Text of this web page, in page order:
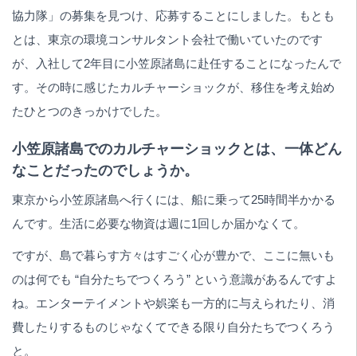
協力隊」の募集を見つけ、応募することにしました。もとも
とは、東京の環境コンサルタント会社で働いていたのです
が、入社して2年目に小笠原諸島に赴任することになったんで
す。その時に感じたカルチャーショックが、移住を考え始め
たひとつのきっかけでした。
小笠原諸島でのカルチャーショックとは、一体どん
なことだったのでしょうか。
東京から小笠原諸島へ行くには、船に乗って25時間半かかる
んです。生活に必要な物資は週に1回しか届かなくて。
ですが、島で暮らす方々はすごく心が豊かで、ここに無いも
のは何でも “自分たちでつくろう” という意識があるんですよ
ね。エンターテイメントや娯楽も一方的に与えられたり、消
費したりするものじゃなくてできる限り自分たちでつくろう
と。